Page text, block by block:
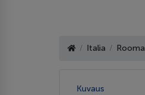
Italia Rooma
Kuvaus